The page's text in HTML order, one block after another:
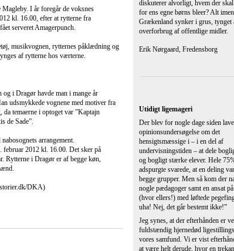
længere må hedde en trekant, for
den ked af det, og derfor skal en
eftertiden hedde en firkant. Stop
utidige ligemageri, der er til skade
elever!
Jeg har lige sendt en takke-email
svigersøn i Gentofte, for de mange
millioner! Min datter og
hårdtarbejdende i den private
børn, hus og deraf store udgifter.
ikke den billigste kommune at
skal jeg lige sige.
Men en tak skal de have for de
millioner som vi lige har fået
Margrethe Vestager i udligning
til Sønderborg kommune.
Gentoftes borgmester er ikke så
han kan da blive inviteret til